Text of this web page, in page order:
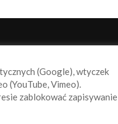
(Google), wtyczek
(YouTube, Vimeo).
zablokować zapisywanie